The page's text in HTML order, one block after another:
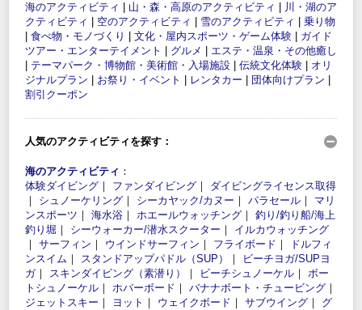
海のアクティビティ 山・森・高原のアクティビティ
川・湖のア
クティビティ
空のアクティビティ 雪のアクティビティ
乗り物
食べ物・モノづくり 文化・屋内スポーツ・ゲーム体験
ガイド
ツアー・エンターテイメント
グルメ
エステ・温泉・その他癒し
テーマパーク・博物館・美術館・入場施設 伝統文化体験
オリ
ジナルプラン
お祭り・イベント レンタカー 団体向けプラン
割引クーポン
人気のアクティビティを探す：
海のアクティビティ ：
体験ダイビング ｜ ファンダイビング ｜ ダイビングライセンス取得
｜ シュノーケリング ｜ シーカヤック/カヌー ｜ パラセール ｜ マリ
ンスポーツ ｜ 海水浴 ｜ ホエールウォッチング ｜ 釣り/釣り船/海上
釣り堀 ｜ シーウォーカー/潜水スクーター ｜ イルカウォッチング
｜ サーフィン ｜ ウインドサーフィン ｜ フライボード ｜
ドルフィ
ンスイム ｜ スタンドアップパドル（SUP） ｜
ビーチヨガ/SUPヨ
ガ｜ スキンダイビング（素潜り） ｜ ビーチシュノーケル ｜ ボー
トシュノーケル ｜ ホバーボード ｜ バナナボート・チュービング ｜
ジェットスキー ｜ ヨット ｜ ウェイクボード ｜ サブウイング ｜ グ